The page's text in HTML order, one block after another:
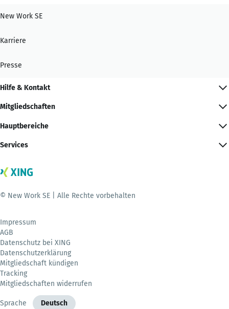
New Work SE
Karriere
Presse
Hilfe & Kontakt
Mitgliedschaften
Hauptbereiche
Services
© New Work SE | Alle Rechte vorbehalten
Impressum
AGB
Datenschutz bei XING
Datenschutzerklärung
Mitgliedschaft kündigen
Tracking
Mitgliedschaften widerrufen
Sprache Deutsch